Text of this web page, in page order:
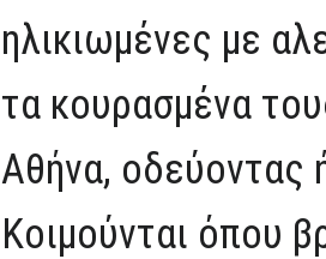
ηλικιωμένες με
τα κουρασμένα
Αθήνα, οδεύοντας
Κοιμούνται όπου